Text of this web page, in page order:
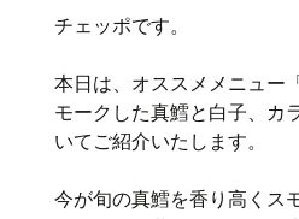
チェッポです。
本日は、オススメメニュ
モークした真鱈と白子、カ
いてご紹介いたします。
今が旬の真鱈を香り高くス